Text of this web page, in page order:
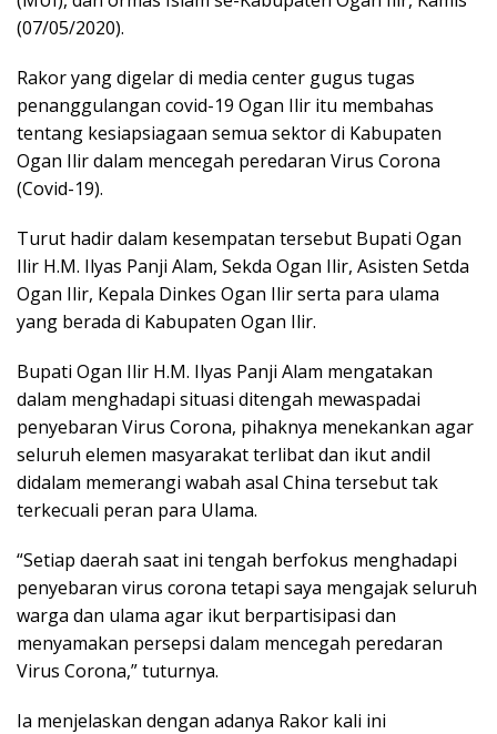
(07/05/2020).
Rakor yang digelar di media center gugus tugas
penanggulangan covid-19 Ogan Ilir itu membahas
tentang kesiapsiagaan semua sektor di Kabupaten
Ogan Ilir dalam mencegah peredaran Virus Corona
(Covid-19).
Turut hadir dalam kesempatan tersebut Bupati Ogan
Ilir H.M. Ilyas Panji Alam, Sekda Ogan Ilir, Asisten Setda
Ogan Ilir, Kepala Dinkes Ogan Ilir serta para ulama
yang berada di Kabupaten Ogan Ilir.
Bupati Ogan Ilir H.M. Ilyas Panji Alam mengatakan
dalam menghadapi situasi ditengah mewaspadai
penyebaran Virus Corona, pihaknya menekankan agar
seluruh elemen masyarakat terlibat dan ikut andil
didalam memerangi wabah asal China tersebut tak
terkecuali peran para Ulama.
“Setiap daerah saat ini tengah berfokus menghadapi
penyebaran virus corona tetapi saya mengajak seluruh
warga dan ulama agar ikut berpartisipasi dan
menyamakan persepsi dalam mencegah peredaran
Virus Corona,” tuturnya.
Ia menjelaskan dengan adanya Rakor kali ini